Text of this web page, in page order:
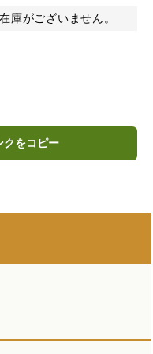
庫がございません。
クをコピー